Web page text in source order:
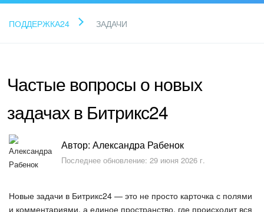
Прочитайте готовые
Новые статьи
Поддержка Битрикс24
Регистрация и вход
Безопасность в Битрикс24
Тарифы и оплата
ПОДДЕРЖКА24 ЗАДАЧИ
Частые вопросы о новых
задачах в Битрикс24
Автор: Александра Рабенок
Последнее обновление: 29 июня 2026 г.
Новые задачи в Битрикс24 — это не просто карточка с полями
и комментариями, а единое пространство, где происходит вся